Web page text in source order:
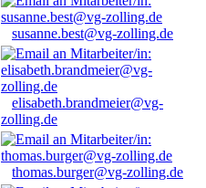
susanne.best@vg-zolling.de
elisabeth.brandmeier@vg-
zolling.de
thomas.burger@vg-zolling.de